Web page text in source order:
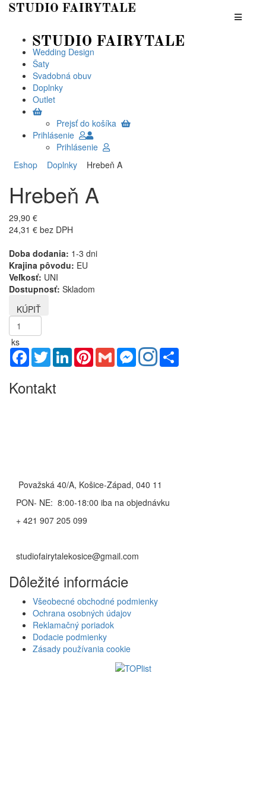
Wedding Design
Šaty
Svadobná obuv
Doplnky
Outlet
Prejsť do košíka
Prihlásenie
Prihlásenie
Eshop
Doplnky Hrebeň A
Hrebeň A
29,90 €
24,31 € bez DPH
Doba dodania: 1-3 dni
Krajina pôvodu: EU
Veľkosť: UNI
Dostupnosť: Skladom
ks
Facebook
TwitterLinkedInPinterestGmail Messenger
Kontakt
Považská 40/A, Košice-Západ, 040 11
PON- NE: 8:00-18:00 iba na objednávku
+ 421 907 205 099
studiofairytalekosice@gmail.com
Dôležité informácie
Všeobecné obchodné podmienky
Ochrana osobných údajov
Reklamačný poriadok
Dodacie podmienky
Zásady používania cookie